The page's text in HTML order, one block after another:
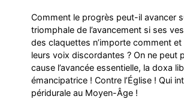
Comment le progrès peut-il avancer
triomphale de l’avancement si ses
des claquettes n’importe comment
leurs voix discordantes ? On ne peut
cause l’avancée essentielle, la doxa
émancipatrice ! Contre l’Église ! Qui
péridurale au Moyen-Âge !